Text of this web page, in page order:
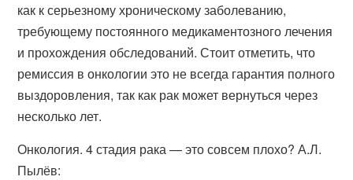
как к серьезному хроническому заболеванию,
требующему постоянного медикаментозного лечения
и прохождения обследований. Стоит отметить, что
ремиссия в онкологии это не всегда гарантия полного
выздоровления, так как рак может вернуться через
несколько лет.
Онкология. 4 стадия рака — это совсем плохо? А.Л.
Пылёв: